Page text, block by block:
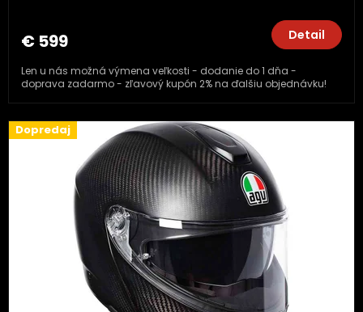
€ 599 Detail
Len u nás možná výmena veľkosti - dodanie do 1 dňa -
doprava zadarmo - zľavový kupón 2% na ďalšiu objednávku!
Dopredaj